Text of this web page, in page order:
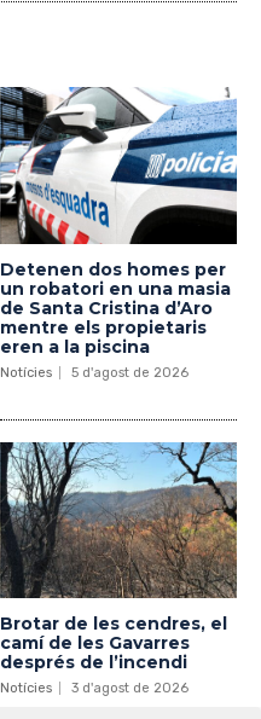
Detenen dos homes per
un robatori en una masia
de Santa Cristina d’Aro
mentre els propietaris
eren a la piscina
Notícies 5 d'agost de 2026
Brotar de les cendres, el
camí de les Gavarres
després de l’incendi
Notícies 3 d'agost de 2026